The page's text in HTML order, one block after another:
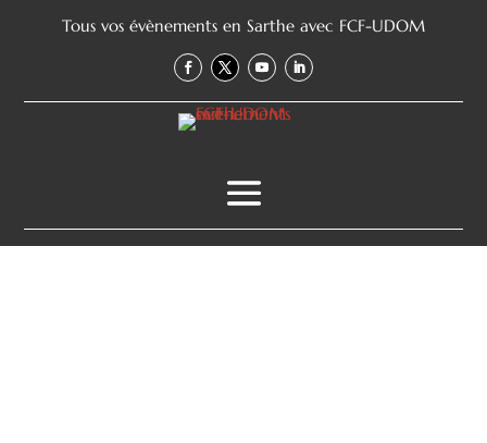
Tous vos évènements en Sarthe avec FCF-UDOM